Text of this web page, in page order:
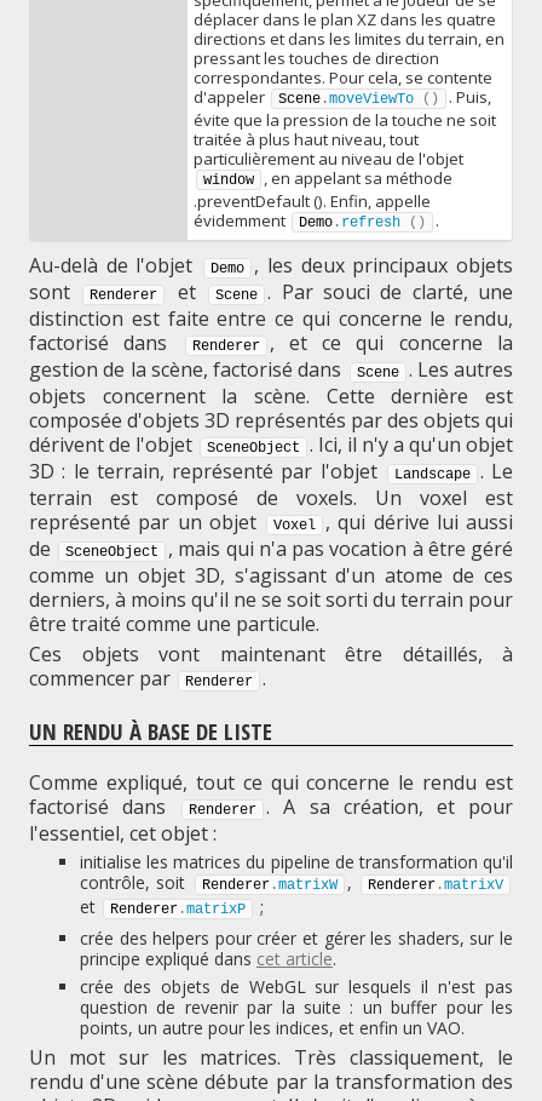
déplacer dans le plan XZ dans les quatre
directions et dans les limites du terrain, en
pressant les touches de direction
correspondantes. Pour cela, se contente
d'appeler
Scene .moveViewTo ( )
. Puis,
évite que la pression de la touche ne soit
traitée à plus haut niveau, tout
particulièrement au niveau de l'objet
window
, en appelant sa méthode
.preventDefault (). Enfin, appelle
évidemment
Demo . refresh ( ) .
Au-delà de l'objet Demo
, les deux principaux objets
sont
Renderer et Scene . Par souci de clarté, une
distinction est faite entre ce qui concerne le rendu,
factorisé dans
Renderer
, et ce qui concerne la
gestion de la scène, factorisé dans
Scene
. Les autres
objets concernent la scène. Cette dernière est
composée d'objets 3D représentés par des objets qui
dérivent de l'objet
SceneObject
. Ici, il n'y a qu'un objet
3D : le terrain, représenté par l'objet
Landscape . Le
terrain est composé de voxels. Un voxel est
représenté par un objet
Voxel
, qui dérive lui aussi
de
SceneObject
, mais qui n'a pas vocation à être géré
comme un objet 3D, s'agissant d'un atome de ces
derniers, à moins qu'il ne se soit sorti du terrain pour
être traité comme une particule.
Ces objets vont maintenant être détaillés, à
commencer par
Renderer .
UN RENDU À BASE DE LISTE
Comme expliqué, tout ce qui concerne le rendu est
factorisé dans
Renderer . A sa création, et pour
l'essentiel, cet objet :
initialise les matrices du pipeline de transformation qu'il
contrôle, soit
Renderer.matrixW , Renderer .matrixV
et Renderer .matrixP
;
crée des helpers pour créer et gérer les shaders, sur le
principe expliqué dans cet article.
crée des objets de WebGL sur lesquels il n'est pas
question de revenir par la suite : un buffer pour les
points, un autre pour les indices, et enfin un VAO.
Un mot sur les matrices. Très classiquement, le
rendu d'une scène débute par la transformation des